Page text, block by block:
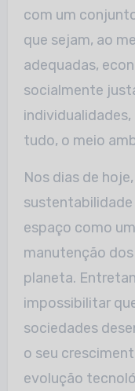
com um
que sejam, ao
adequadas,
socialmente
tudo, o meio
Nos dias de
espaço como
manutenção
planeta.
impossibilitar
sociedades
o seu
evolução